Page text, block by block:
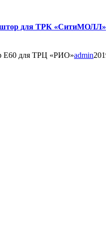
штор для ТРК «СитиМОЛЛ»
E60 для ТРЦ «РИО»admin